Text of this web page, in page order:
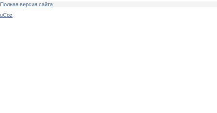
Полная версия сайта
uCoz